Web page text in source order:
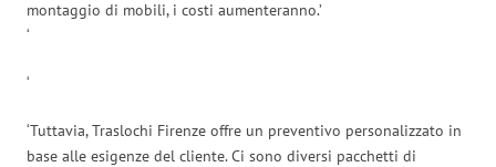
montaggio di mobili, i costi aumenteranno.’
‘
‘
‘Tuttavia, Traslochi Firenze offre un preventivo personalizzato in
base alle esigenze del cliente. Ci sono diversi pacchetti di